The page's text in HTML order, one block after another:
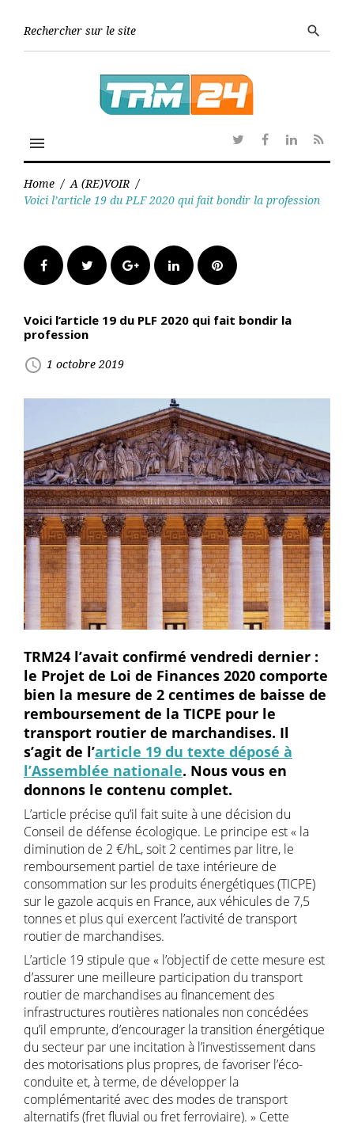
search
menu
TwitterFacebook
Linkedin
RSS
Home / A (RE)VOIR /
Voici l’article 19 du PLF 2020 qui fait bondir la profession
FacebookTwitter Google+LinkedInPinterest
Voici l’article 19 du PLF 2020 qui fait bondir la
profession
access_time 1 octobre 2019
TRM24 l’avait confirmé vendredi dernier :
le Projet de Loi de Finances 2020 comporte
bien la mesure de 2 centimes de baisse de
remboursement de la TICPE pour le
transport routier de marchandises. Il
s’agit de l’article 19 du texte déposé à
l’Assemblée nationale. Nous vous en
donnons le contenu complet.
L’article précise qu’il fait suite à une décision du
Conseil de défense écologique. Le principe est « la
diminution de 2 €/hL, soit 2 centimes par litre, le
remboursement partiel de taxe intérieure de
consommation sur les produits énergétiques (TICPE)
sur le gazole acquis en France, aux véhicules de 7,5
tonnes et plus qui exercent l’activité de transport
routier de marchandises.
L’article 19 stipule que « l’objectif de cette mesure est
d’assurer une meilleure participation du transport
routier de marchandises au financement des
infrastructures routières nationales non concédées
qu’il emprunte, d’encourager la transition énergétique
du secteur par une incitation à l’investissement dans
des motorisations plus propres, de favoriser l’éco-
conduite et, à terme, de développer la
complémentarité avec des modes de transport
alternatifs (fret fluvial ou fret ferroviaire). » Cette